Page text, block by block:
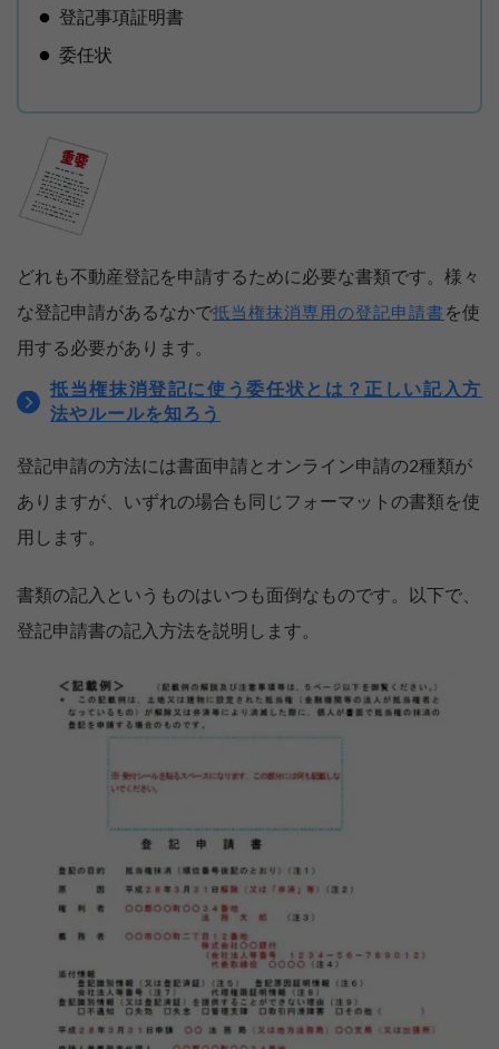
登記事項証明書
委任状
どれも不動産登記を申請するために必要な書類です。様々
な登記申請があるなかで抵当権抹消専用の登記申請書 を使
用する必要があります。
抵当権抹消登記に使う委任状とは？正しい記入方
法やルールを知ろう
登記申請の方法には書面申請とオンライン申請の2種類が
ありますが、いずれの場合も同じフォーマットの書類を使
用します。
書類の記入というものはいつも面倒なものです。以下で、
登記申請書の記入方法を説明します。